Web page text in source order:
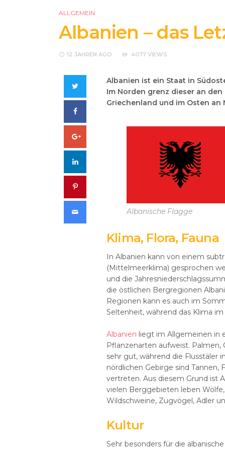
ALLGEMEIN
Albanien – das
12 JAHREN AGO 4077 VIEWS
Google+
Albanien ist ein Staat in
Im Norden grenz dieser an
Griechenland und im Osten an
Albanische Flagge
Klima, Flora, Fauna
In Albanien kann von einem
(Mittelmeerklima) gesprochen
und die
die östlichen Bergregionen
Regionen kann es auch im
Seltenheit, während das Klima
Albanien liegt im Allgemeinen in
Pflanzenarten aufweist.
sehr gut, während die Flusstäler
nördlichen Gebirge sind Tannen,
vertreten. Aus diesem Grund ist
vielen Berggebieten leben
Wildschweine, Zugvögel, Adler
Kultur
Sehr besonders für die